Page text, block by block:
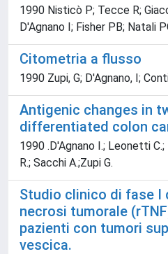
1990 Nisticò P; Tecce R;
D'Agnano I; Fisher PB; Natali
Citometria a flusso
1990 Zupi, G; D'Agnano, I;
Antigenic changes in
differentiated colon
1990 .D'Agnano I.; Leonetti
R.; Sacchi A.;Zupi G.
Studio clinico di fase I
necrosi tumorale
pazienti con tumori
vescica.